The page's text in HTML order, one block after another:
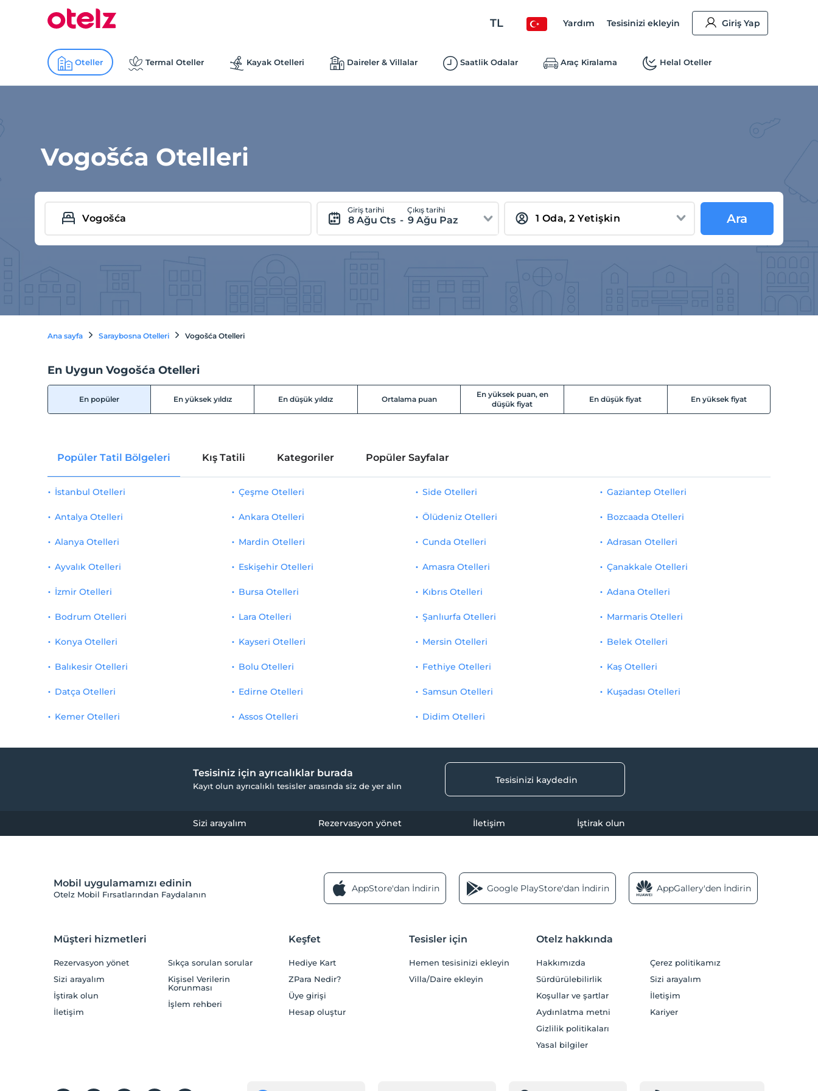
TL Yardım Tesisinizi ekleyin Giriş Yap
Oteller Termal Oteller Kayak Otelleri Daireler & Villalar Saatlik Odalar Araç Kiralama Helal Oteller
Vogošća Otelleri
Giriş tarihi
8 Ağu Cts -
Çıkış tarihi
9 Ağu Paz Ara
Ana sayfa Saraybosna Otelleri Vogošća Otelleri
En Uygun Vogošća Otelleri
En popüler En yüksek yıldız En düşük yıldız Ortalama puan
En yüksek puan, en
düşük fiyat
En düşük fiyat En yüksek fiyat
Popüler Tatil Bölgeleri Kış Tatili Kategoriler Popüler Sayfalar
İstanbul Otelleri
Antalya Otelleri
Alanya Otelleri
Ayvalık Otelleri
İzmir Otelleri
Çeşme Otelleri
Ankara Otelleri
Mardin Otelleri
Eskişehir Otelleri
Bursa Otelleri
Side Otelleri
Ölüdeniz Otelleri
Cunda Otelleri
Amasra Otelleri
Kıbrıs Otelleri
Gaziantep Otelleri
Bozcaada Otelleri
Adrasan Otelleri
Çanakkale Otelleri
Adana Otelleri
Bodrum Otelleri
Konya Otelleri
Balıkesir Otelleri
Datça Otelleri
Kemer Otelleri
Lara Otelleri
Kayseri Otelleri
Bolu Otelleri
Edirne Otelleri
Assos Otelleri
Şanlıurfa Otelleri
Mersin Otelleri
Fethiye Otelleri
Samsun Otelleri
Didim Otelleri
Marmaris Otelleri
Belek Otelleri
Kaş Otelleri
Kuşadası Otelleri
Tesisiniz için ayrıcalıklar burada
Kayıt olun ayrıcalıklı tesisler arasında siz de yer alın
Tesisinizi kaydedin
Sizi arayalım Rezervasyon yönet İletişim İştirak olun
Mobil uygulamamızı edinin
Otelz Mobil Fırsatlarından Faydalanın
AppStore'dan İndirin Google PlayStore'dan İndirin AppGallery'den İndirin
Müşteri hizmetleri
Rezervasyon yönet
Sizi arayalım
İştirak olun
İletişim
Sıkça sorulan sorular
Kişisel Verilerin
Korunması
İşlem rehberi
Keşfet
Hediye Kart
ZPara Nedir?
Üye girişi
Hesap oluştur
Tesisler için
Hemen tesisinizi ekleyin
Villa/Daire ekleyin
Otelz hakkında
Hakkımızda
Sürdürülebilirlik
Koşullar ve şartlar
Aydınlatma metni
Gizlilik politikaları
Yasal bilgiler
Çerez politikamız
Sizi arayalım
İletişim
Kariyer